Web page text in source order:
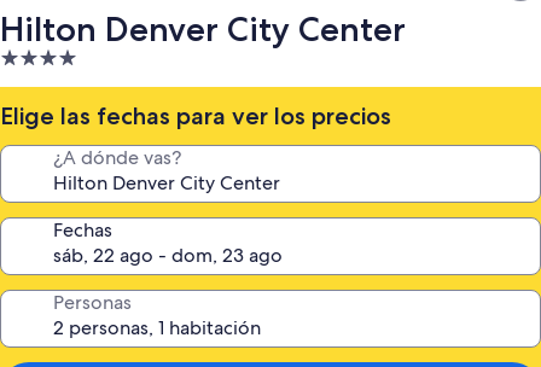
Hilton Denver City Center
Alojamiento
de
4.0 estrellas
Elige las fechas para ver los precios
¿A dónde vas?
Fechas
Personas